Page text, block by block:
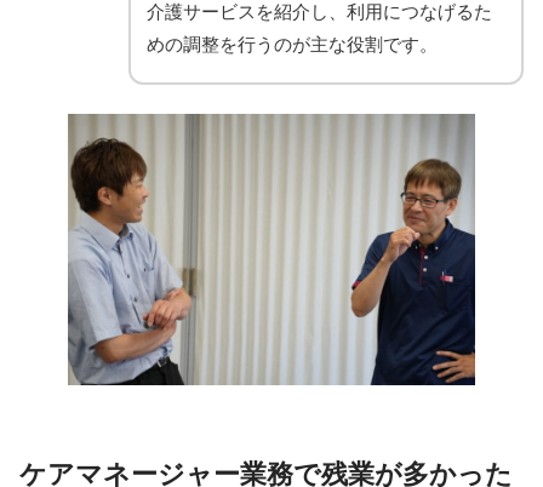
介護サービスを紹介し、利用につなげるた
めの調整を行うのが主な役割です。
ケアマネージャー業務で残業が多かった